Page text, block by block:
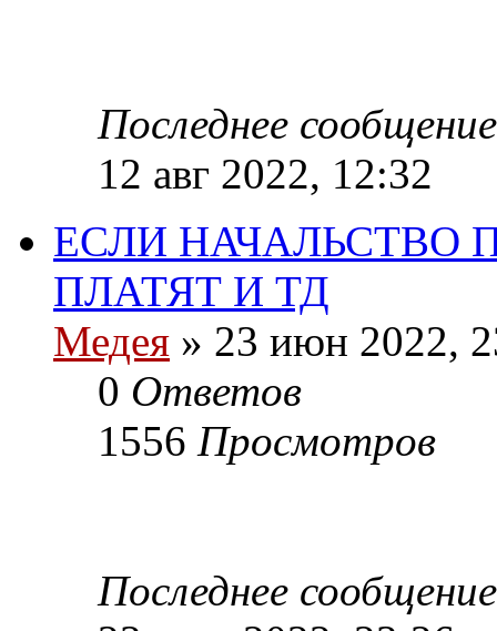
Последнее сообщение
12 авг 2022, 12:32
ЕСЛИ НАЧАЛЬСТВО
ПЛАТЯТ И ТД
Медея » 23 июн 2022,
0 Ответов
1556 Просмотров
Последнее сообщение